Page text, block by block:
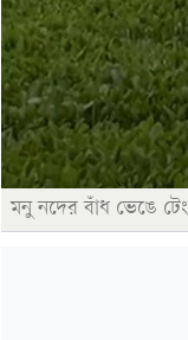
মনু নদের বাঁধ ভেঙে